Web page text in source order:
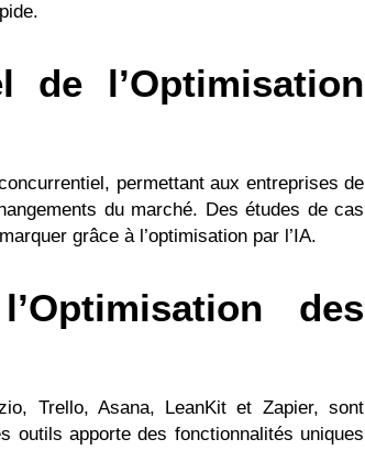
de l’Optimisation
permettant aux entreprises de
du marché. Des études de cas
grâce à l’optimisation par l’IA.
des
Trello, Asana, LeanKit et Zapier, sont
outils apporte des fonctionnalités uniques